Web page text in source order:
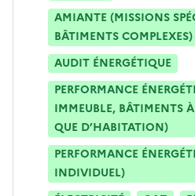
AMIANTE (MISSIONS
BÂTIMENTS COMPLEXES)
AUDIT ÉNERGÉTIQUE
PERFORMANCE
IMMEUBLE, BÂTIMENTS
QUE D’HABITATION)
PERFORMANCE
INDIVIDUEL)